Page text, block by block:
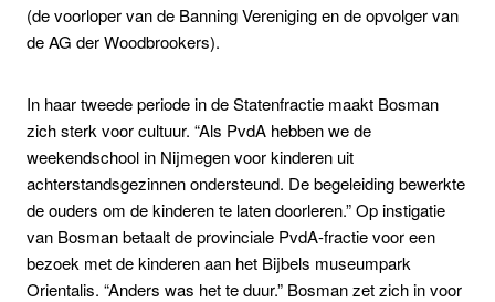
(de voorloper van de Banning Vereniging en de opvolger van
de AG der Woodbrookers).
In haar tweede periode in de Statenfractie maakt Bosman
zich sterk voor cultuur. “Als PvdA hebben we de
weekendschool in Nijmegen voor kinderen uit
achterstandsgezinnen ondersteund. De begeleiding bewerkte
de ouders om de kinderen te laten doorleren.” Op instigatie
van Bosman betaalt de provinciale PvdA-fractie voor een
bezoek met de kinderen aan het Bijbels museumpark
Orientalis. “Anders was het te duur.” Bosman zet zich in voor